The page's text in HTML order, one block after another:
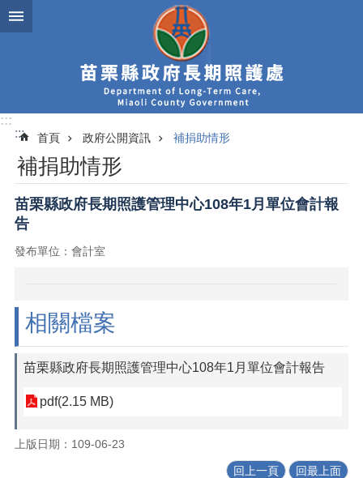
跳到主要內容區塊
:::
:::
首頁 政府公開資訊 補捐助情形
補捐助情形
苗栗縣政府長期照護管理中心108年1月單位會計報
告
發布單位：會計室
相關檔案
苗栗縣政府長期照護管理中心108年1月單位會計報告
pdf(2.15 MB)
上版日期：109-06-23
回上一頁 回最上面